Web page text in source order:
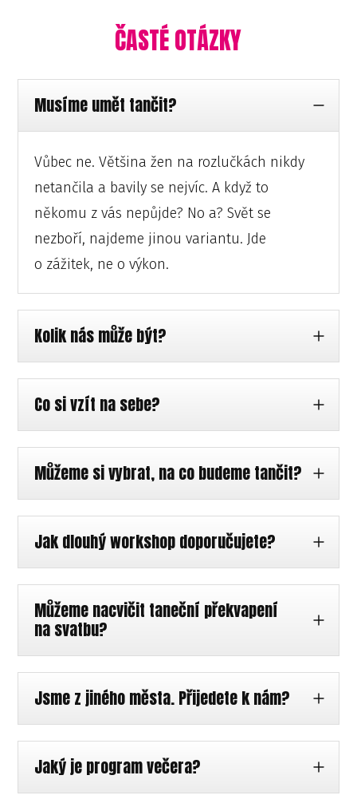
ČASTÉ OTÁZKY
Musíme umět tančit?
Vůbec ne. Většina žen na rozlučkách nikdy
netančila a bavily se nejvíc. A když to
někomu z vás nepůjde? No a? Svět se
nezboří, najdeme jinou variantu. Jde
o zážitek, ne o výkon.
Kolik nás může být?
Co si vzít na sebe?
Můžeme si vybrat, na co budeme tančit?
Jak dlouhý workshop doporučujete?
Můžeme nacvičit taneční překvapení
na svatbu?
Jsme z jiného města. Přijedete k nám?
Jaký je program večera?